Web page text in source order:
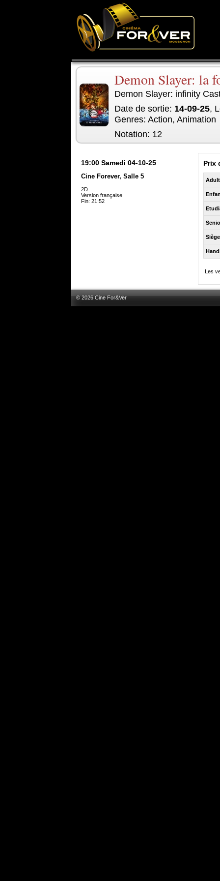
Demon Slayer: la
Demon Slayer: infinity
Date de sortie: 14-09-25,
Genres: Action, Animation
Notation: 12
19:00 Samedi 04-10-25
Cine Forever, Salle 5
2D
Version française
Fin: 21:52
Prix
Les
© 2026 Cine For&Ver